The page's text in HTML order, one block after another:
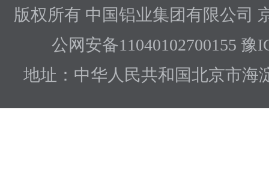
版权所有 中国铝业集团有限公司
公网安备11040102700155 豫
地址：中华人民共和国北京市海